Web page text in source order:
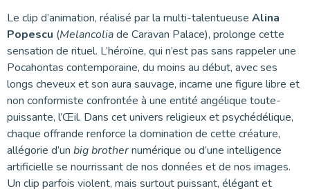
Le clip d’animation, réalisé par la multi-talentueuse Alina
Popescu (Melancoliade Caravan Palace), prolonge cette
sensation de rituel. L’héroïne, qui n’est pas sans rappeler une
Pocahontas contemporaine, du moins au début, avec ses
longs cheveux et son aura sauvage, incarne une figure libre et
non conformiste confrontée à une entité angélique toute-
puissante, l’Œil. Dans cet univers religieux et psychédélique,
chaque offrande renforce la domination de cette créature,
allégorie d’un big brothernumérique ou d’une intelligence
artificielle se nourrissant de nos données et de nos images.
Un clip parfois violent, mais surtout puissant, élégant et